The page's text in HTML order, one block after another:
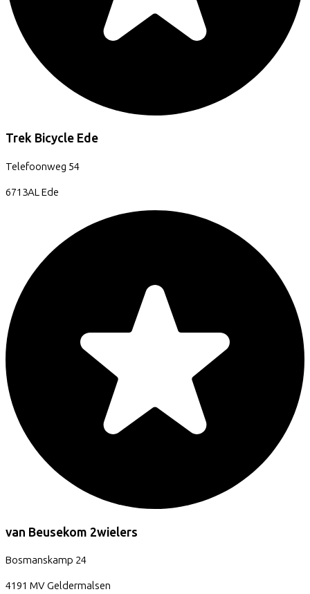
Trek Bicycle Ede
Telefoonweg 54
6713ALEde
van Beusekom 2wielers
Bosmanskamp 24
4191 MVGeldermalsen